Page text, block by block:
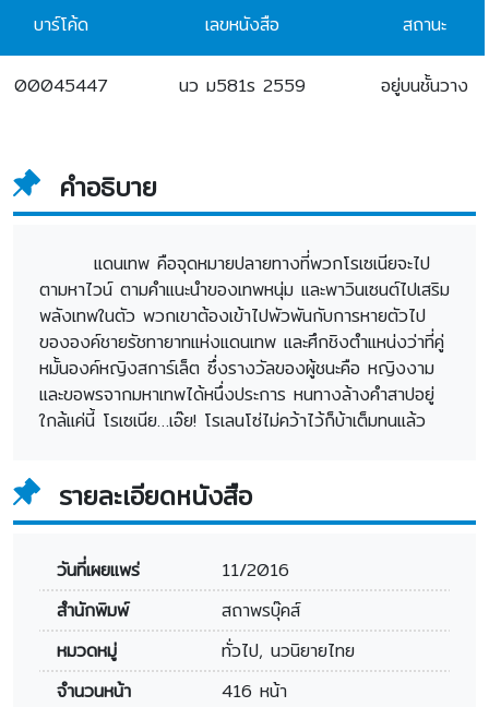
บาร์โค้ด เลขหนังสือ สถานะ
00045447 นว ม581ร 2559 อยู่บนชั้นวาง
คำอธิบาย
แดนเทพ คือจุดหมายปลายทางที่พวกโรเซเนียจะไป
ตามหาไวน์ ตามคำแนะนำของเทพหนุ่ม และพาวินเซนต์ไปเสริม
พลังเทพในตัว พวกเขาต้องเข้าไปพัวพันกับการหายตัวไป
ขององค์ชายรัชทายาทแห่งแดนเทพ และศึกชิงตำแหน่งว่าที่คู่
หมั้นองค์หญิงสการ์เล็ต ซึ่งรางวัลของผู้ชนะคือ หญิงงาม
และขอพรจากมหาเทพได้หนึ่งประการ หนทางล้างคำสาปอยู่
ใกล้แค่นี้ โรเซเนีย…เอ๊ย! โรเลนโซ่ไม่คว้าไว้ก็บ้าเต็มทนแล้ว
รายละเอียดหนังสือ
วันที่เผยแพร่
11/2016
สำนักพิมพ์
สถาพรบุ๊คส์
หมวดหมู่
ทั่วไป, นวนิยายไทย
จำนวนหน้า
416 หน้า